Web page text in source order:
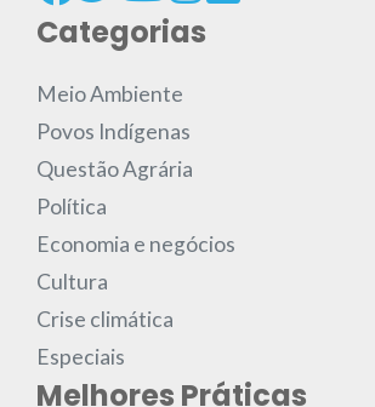
Categorias
Meio Ambiente
Povos Indígenas
Questão Agrária
Política
Economia e negócios
Cultura
Crise climática
Especiais
Melhores Práticas